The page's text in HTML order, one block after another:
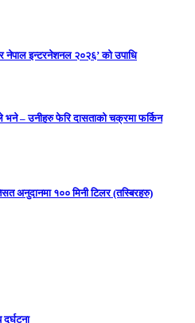
नेपाल इन्टरनेशनल २०२६’ को उपाधि
भने – उनीहरु फेरि दासताको चक्रमा फर्किन
अनुदानमा १०० मिनी टिलर (तस्बिरहरु)